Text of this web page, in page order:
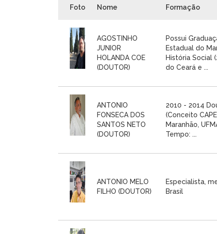
Foto Nome Formação
AGOSTINHO
JUNIOR
HOLANDA COE
(DOUTOR)
Possui
Estadual do
História Social
do Ceará e ...
ANTONIO
FONSECA DOS
SANTOS NETO
(DOUTOR)
2010 - 2014
(Conceito
Maranhão,
Tempo: ...
ANTONIO MELO
FILHO (DOUTOR)
Especialista,
Brasil